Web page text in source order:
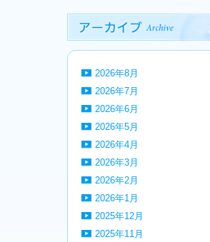
2026年8月
2026年7月
2026年6月
2026年5月
2026年4月
2026年3月
2026年2月
2026年1月
2025年12月
2025年11月